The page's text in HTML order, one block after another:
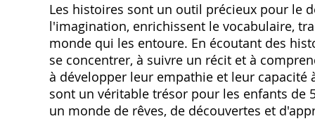
Les histoires sont un outil précieux pour le
l'imagination, enrichissent le vocabulaire,
monde qui les entoure. En écoutant des
se concentrer, à suivre un récit et à
à développer leur empathie et leur capacité
sont un véritable trésor pour les enfants de
un monde de rêves, de découvertes et